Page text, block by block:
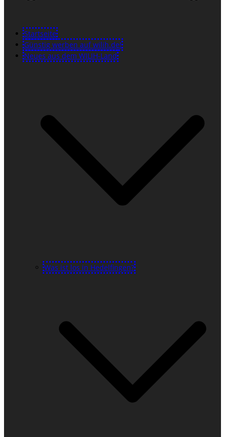
Startseite
Günstig werben auf wilih.de!
Neues aus dem WILIH-Land
Was ist los in Hedelfingen?